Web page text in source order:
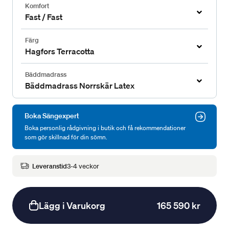
Komfort
Fast / Fast
Färg
Hagfors Terracotta
Bäddmadrass
Bäddmadrass Norrskär Latex
Boka Sängexpert
Boka personlig rådgivning i butik och få rekommendationer
som gör skillnad för din sömn.
Leveranstid3-4 veckor
Lägg i Varukorg 165 590 kr